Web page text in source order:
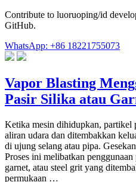
Contribute to luoruoping/id
GitHub.
WhatsApp: +86 18221755073
Vapor Blasting
Pasir Silika atau
Ketika mesin dihidupkan, partikel
aliran udara dan ditembakkan
di ujung selang atau pipa.
Proses ini melibatkan
garnet, atau steel grit yang
permukaan …